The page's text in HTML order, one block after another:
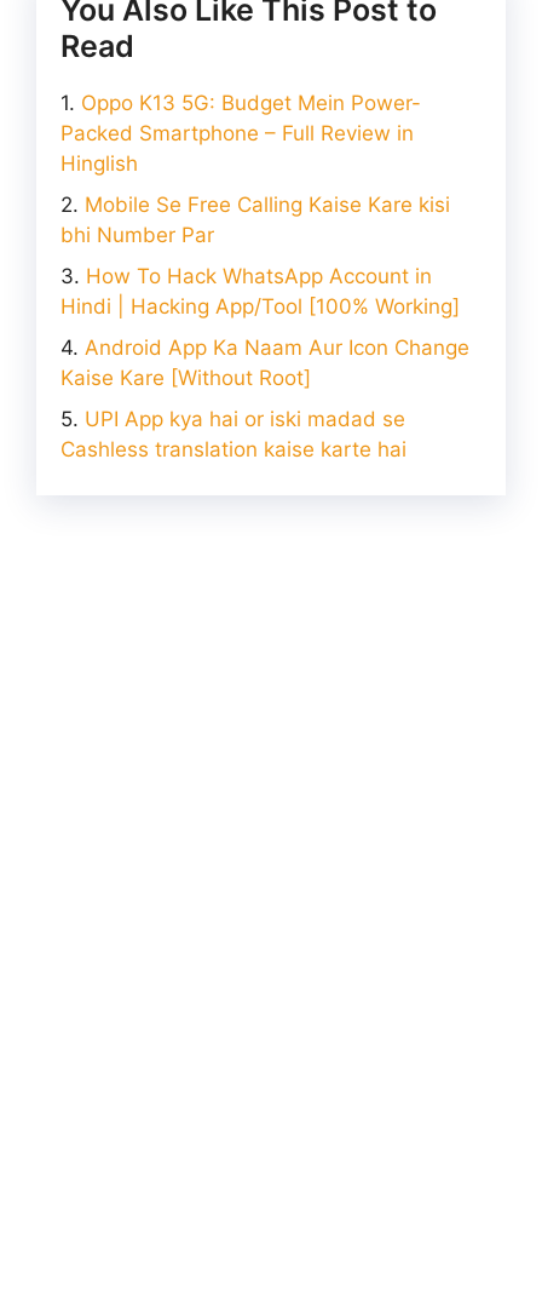
You Also Like This Post to
Read
Oppo K13 5G: Budget Mein Power-
Packed Smartphone – Full Review in
Hinglish
Mobile Se Free Calling Kaise Kare kisi
bhi Number Par
How To Hack WhatsApp Account in
Hindi | Hacking App/Tool [100% Working]
Android App Ka Naam Aur Icon Change
Kaise Kare [Without Root]
UPI App kya hai or iski madad se
Cashless translation kaise karte hai